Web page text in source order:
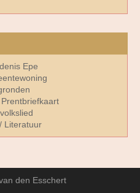
Epe
Literatuur
den Esschert